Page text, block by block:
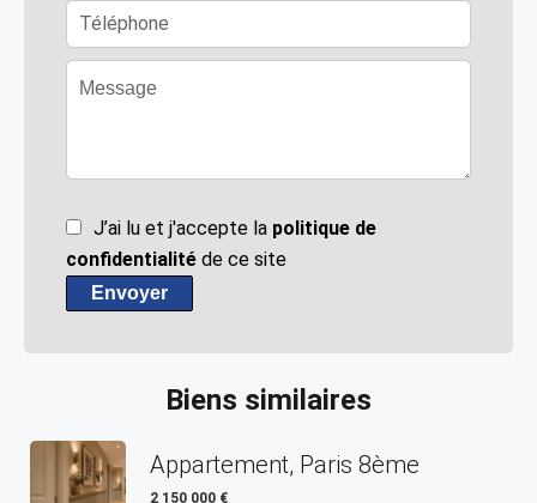
J’ai lu et j'accepte la politique de
confidentialité de ce site
Envoyer
Biens similaires
Appartement, Paris 8ème
2 150 000 €